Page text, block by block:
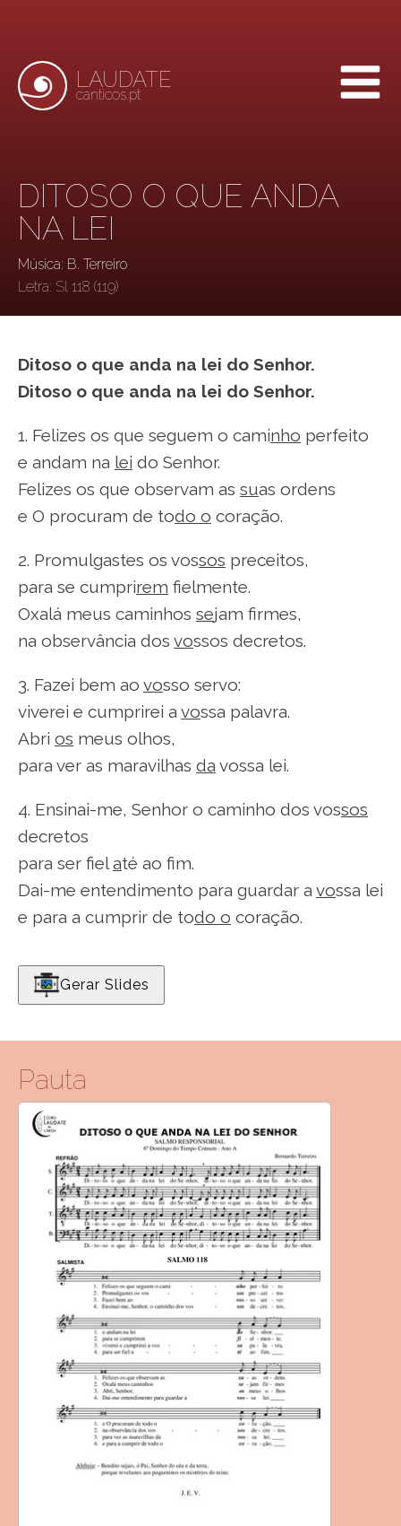
LAUDATE
canticos.pt
DITOSO O QUE ANDA
NA LEI
Música: B. Terreiro
Letra: Sl 118 (119)
Ditoso o que anda na lei do Senhor.
Ditoso o que anda na lei do Senhor.
1. Felizes os que seguem o caminho perfeito
e andam na lei do Senhor.
Felizes os que observam as suas ordens
e O procuram de todo o coração.
2. Promulgastes os vossos preceitos,
para se cumprirem fielmente.
Oxalá meus caminhos sejam firmes,
na observância dos vossos decretos.
3. Fazei bem ao vosso servo:
viverei e cumprirei a vossa palavra.
Abri os meus olhos,
para ver as maravilhas da vossa lei.
4. Ensinai-me, Senhor o caminho dos vossos
decretos
para ser fielaté ao fim.
Dai-me entendimento para guardar a vossa lei
e para a cumprir de todo o coração.
Gerar Slides
Pauta